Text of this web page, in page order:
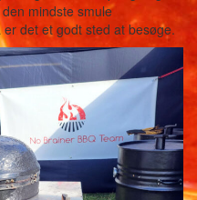
mindste smule
det et godt sted at besøge.